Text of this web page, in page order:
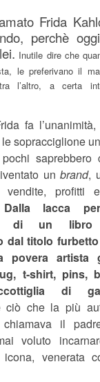
Frida
perchè
Inutile dire che
le preferivano il
l’altro, a certa
fa
sopracciglione
saprebbero
unbrand,
vendite, profitti
Dalla lacca
di un libro
dal titolo
povera artista
t-shirt, pins,
di
ciò che la più
il
voluto
icona, venerata